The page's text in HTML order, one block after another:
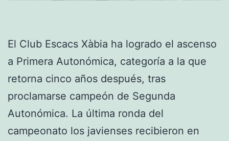
El Club Escacs Xàbia ha logrado el ascenso
a Primera Autonómica, categoría a la que
retorna cinco años después, tras
proclamarse campeón de Segunda
Autonómica. La última ronda del
campeonato los javienses recibieron en